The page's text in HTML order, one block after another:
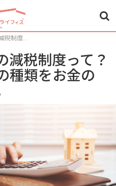
税制度...
減税制度って？
種類をお金の